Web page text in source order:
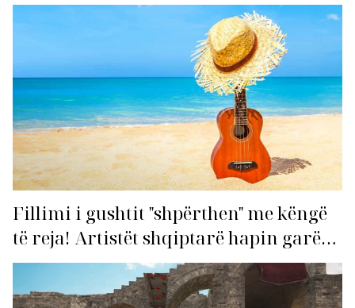
Fillimi i gushtit "shpërthen" me këngë
të reja! Artistët shqiptarë hapin garën
për hitin e verës!